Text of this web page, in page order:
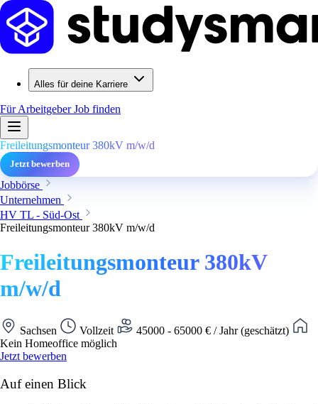
Alles für deine Karriere
Für ArbeitgeberJob finden
Freileitungsmonteur 380kV m/w/d
Jetzt bewerben
Jobbörse
Unternehmen
HV TL - Süd-Ost
Freileitungsmonteur 380kV m/w/d
Freileitungsmonteur 380kV
m/w/d
Sachsen Vollzeit
45000 - 65000 € / Jahr (geschätzt)
Kein Homeoffice möglich
Jetzt bewerben
Auf einen Blick